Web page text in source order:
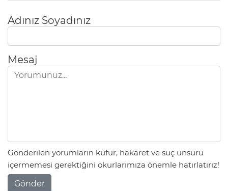
Adınız Soyadınız
Mesaj
Gönderilen yorumların küfür, hakaret ve suç unsuru
içermemesi gerektiğini okurlarımıza önemle hatırlatırız!
Gönder